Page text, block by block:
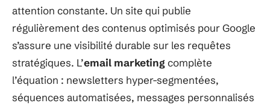
attention constante. Un site qui publie
régulièrement des contenus optimisés pour Google
s’assure une visibilité durable sur les requêtes
stratégiques. L’email marketing complète
l’équation : newsletters hyper-segmentées,
séquences automatisées, messages personnalisés